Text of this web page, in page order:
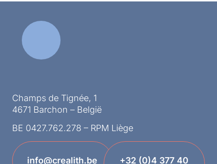
Champs de Tignée, 1
4671 Barchon – België
BE 0427.762.278 – RPM Liège
info@crealith.be
+32 (0)4 377 40